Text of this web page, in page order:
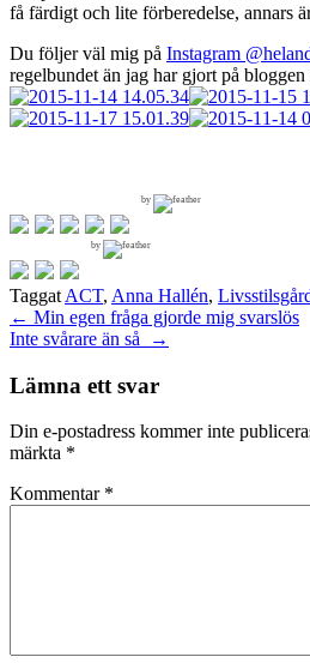
få färdigt och lite förberedelse, annars
Du följer väl mig på Instagram
regelbundet än jag har gjort på bloggen
by
by
Taggat ACT, Anna Hallén,
Inläggsnavigering
← Min egen fråga gjorde mig svarslös
Inte svårare än så
→
Lämna ett svar
Din e-postadress kommer inte
märkta *
Kommentar *